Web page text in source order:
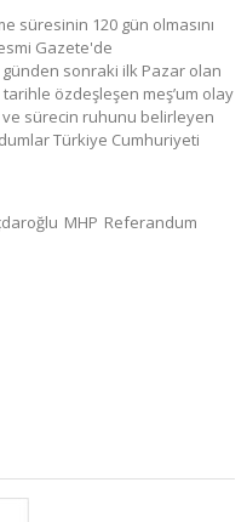
süresinin 120 gün olmasını
Gazete'de
günden sonraki ilk Pazar olan
özdeşleşen meş’um olay
sürecin ruhunu belirleyen
Türkiye Cumhuriyeti
MHP Referandum